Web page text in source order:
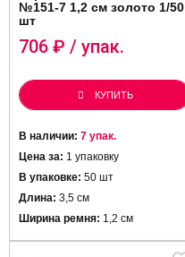
№151-7 1,2 см золото 1/50
шт
706 ₽ / упак.
КУПИТЬ
В наличии: 7 упак.
Цена за: 1 упаковку
В упаковке: 50 шт
Длина: 3,5 см
Ширина ремня: 1,2 см